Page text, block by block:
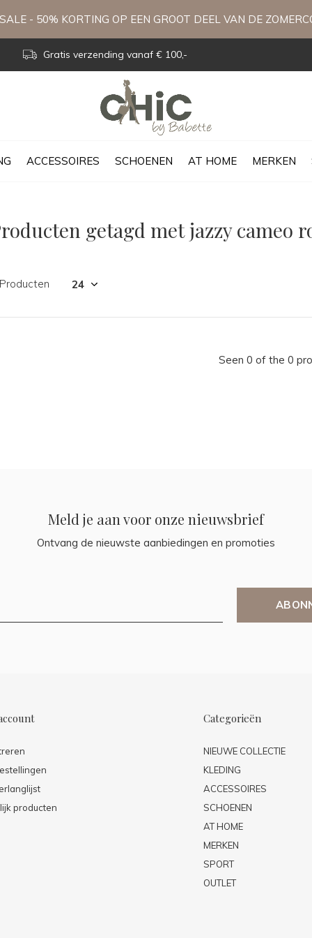
ACCESSOIRES SCHOENEN AT HOME MERKEN
Gratis verzending vanaf € 100,-
- 50% KORTING OP EEN GROOT DEEL VAN DE
getagd met jazzy cameo
Seen 0 of the 0
Meld je aan voor onze nieuwsbrief
Ontvang de nieuwste aanbiedingen en promoties
producten
Categorieën
NIEUWE COLLECTIE
KLEDING
ACCESSOIRES
SCHOENEN
AT HOME
MERKEN
SPORT
OUTLET